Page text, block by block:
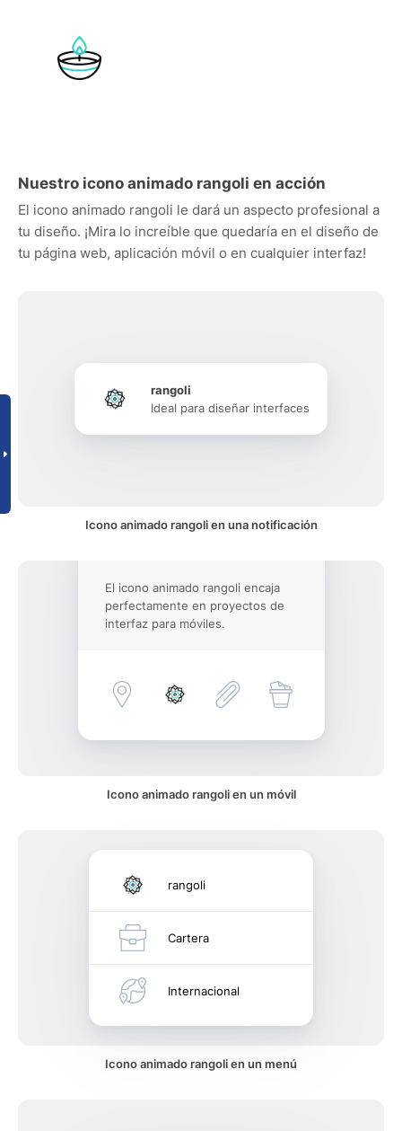
Nuestro icono animado rangoli en acción
El icono animado rangoli le dará un aspecto profesional a
tu diseño. ¡Mira lo increíble que quedaría en el diseño de
tu página web, aplicación móvil o en cualquier interfaz!
rangoli
Ideal para diseñar interfaces
Icono animado rangoli en una notificación
El icono animado rangoli encaja
perfectamente en proyectos de
interfaz para móviles.
Icono animado rangoli en un móvil
rangoli
Cartera
Internacional
Icono animado rangoli en un menú